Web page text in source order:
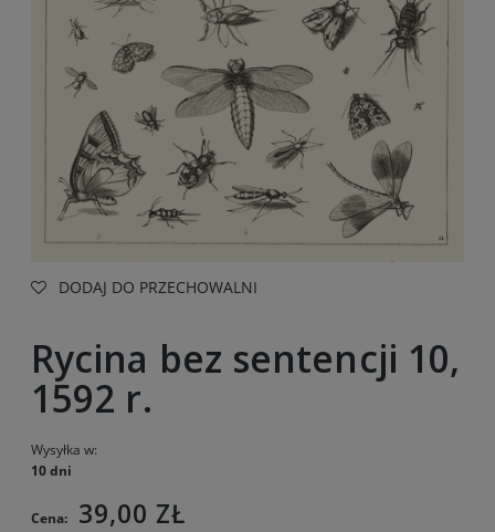
DODAJ DO PRZECHOWALNI
Rycina bez sentencji 10,
1592 r.
Wysyłka w:
10 dni
Cena: 39,00 ZŁ